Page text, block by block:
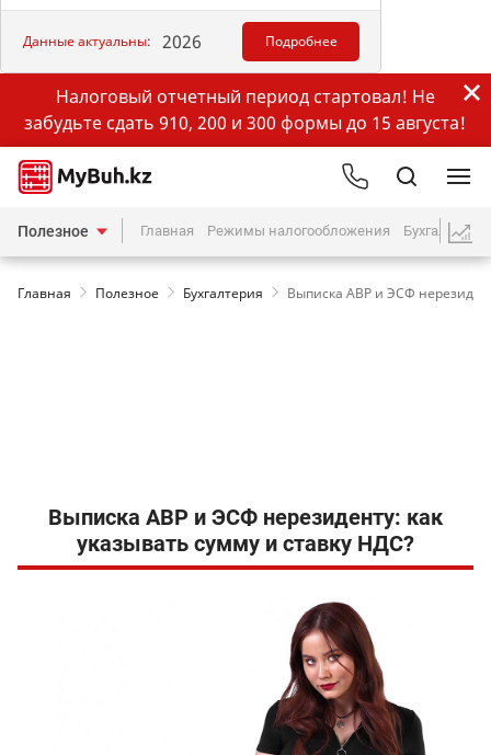
Данные актуальны: 2026 Подробнее
Налоговый отчетный период стартовал! Не
забудьте сдать 910, 200 и 300 формы до 15 августа!
Полезное Главная Режимы налогообложения Бухгалтерия
Главная Полезное Бухгалтерия Выписка АВР и ЭСФ
Выписка АВР и ЭСФ нерезиденту: как
указывать сумму и ставку НДС?